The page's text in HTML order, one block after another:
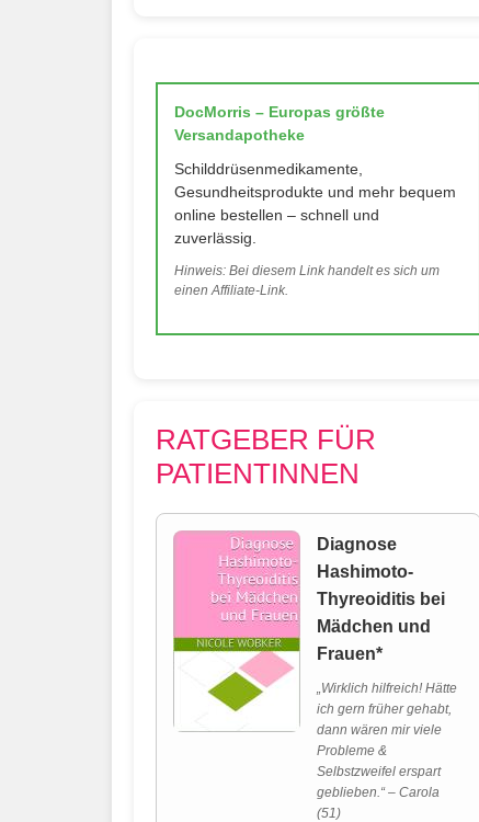
DocMorris – Europas größte
Versandapotheke
Schilddrüsenmedikamente,
Gesundheitsprodukte und mehr bequem
online bestellen – schnell und
zuverlässig.
Hinweis: Bei diesem Link handelt es sich um
einen Affiliate-Link.
RATGEBER FÜR
PATIENTINNEN
Diagnose
Hashimoto-
Thyreoiditis bei
Mädchen und
Frauen*
„Wirklich hilfreich! Hätte
ich gern früher gehabt,
dann wären mir viele
Probleme &
Selbstzweifel erspart
geblieben.“ – Carola
(51)